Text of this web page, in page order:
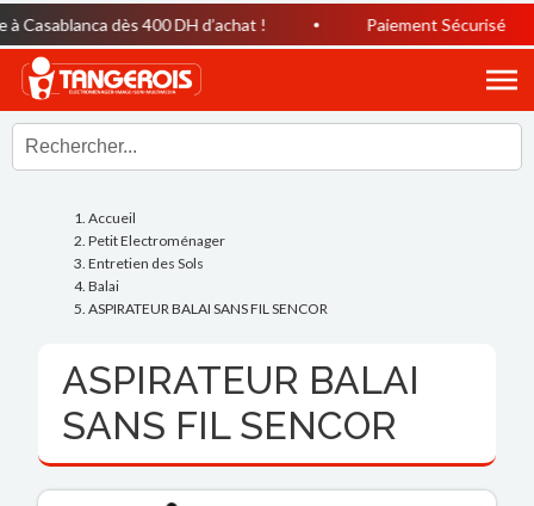
dès 400 DH d’achat ! Paiement Sécurisé
Accueil
Petit Electroménager
Entretien des Sols
Balai
ASPIRATEUR BALAI SANS FIL SENCOR
ASPIRATEUR BALAI
SANS FIL SENCOR